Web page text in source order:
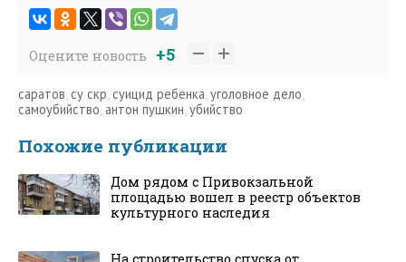
Оцените новость +5
саратов, су скр, суицид ребенка,уголовное дело,
самоубийство, антон пушкин,убийство
Похожие публикации
Дом рядом с Привокзальной
площадью вошел в реестр объектов
культурного наследия